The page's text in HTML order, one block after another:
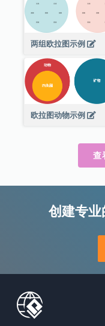
两组欧拉图示例
欧拉图动物示例
查
创建专业